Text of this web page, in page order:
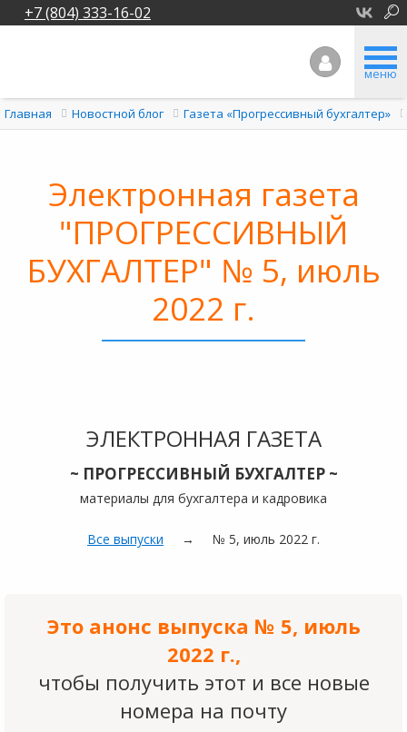
+7 (804) 333-16-02
меню
Главная Новостной блог Газета «Прогрессивный бухгалтер»
Электронная газета
"ПРОГРЕССИВНЫЙ
БУХГАЛТЕР" № 5, июль
2022 г.
ЭЛЕКТРОННАЯ ГАЗЕТА
~ ПРОГРЕССИВНЫЙ БУХГАЛТЕР ~
материалы для бухгалтера и кадровика
Все выпуски → № 5, июль 2022 г.
Это анонс выпуска № 5, июль
2022 г.,
чтобы получить этот и все новые
номера на почту